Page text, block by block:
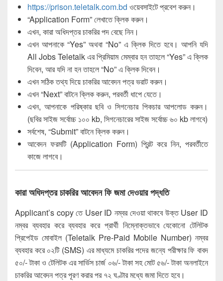
https://prison.teletalk.com.bd ওয়েবসাইটে প্রবেশ করুন।
“Application Form” লেখাতে ক্লিক করুন।
এখন, কারা অধিদপ্তর চাকরির পদ বেছে নিন।
এখন আপনাকে “Yes” অথবা “No” এ ক্লিক দিতে হবে। আপনি যদি
All Jobs Teletalk এর প্রিমিয়াম মেম্বার হন তাহলে “Yes” এ ক্লিক
দিবেন, আর যদি না হন তাহলে “No” এ ক্লিক দিবেন।
এখন সঠিক তথ্য দিয়ে চাকরির আবেদন পত্র ভরাট করুন।
এখন “Next” বাটনে ক্লিক করুন, পরবর্তী ধাপে যেতে।
এখন, আপনাকে পরিষ্কার ছবি ও সিগনেচার পিকচার আপলোড করুন।
(ছবির সাইজ সর্বোচ্চ ১০০ kb, সিগনেচারের সাইজ সর্বোচ্চ ৬০ kb লাগবে)
সর্বশেষ, “Submit” বাটনে ক্লিক করুন।
আবেদন ফরমটি (Application Form) প্রিন্ট করে নিন, পরবর্তীতে
কাজে লাগবে।
কারা অধিদপ্তর চাকরির আবেদন ফি জমা দেওয়ার পদ্ধতি
Applicant’s copy তে User ID নম্বর দেওয়া থাকবে উক্ত User ID
নম্বর ব্যবহার করে ব্যবহার করে প্রার্থী নিম্নোক্তভাবে যেকোনো টেলিটক
প্রিপেইড মোবাইল (Teletalk Pre-Paid Mobile Number) নম্বর
ব্যবহার করে ০২টি (SMS) এর মাধ্যমে চাকরির পদের জন্যে পরীক্ষার ফি বাবদ
৫০/- টাকা ও টেলিটক এর সার্ভিস চার্জ ০৬/- টাকা সহ মোট ৫৬/- টাকা অনলাইনে
চাকরির আবেদন পত্র পূরণ করার পর ৭২ ঘণ্টার মধ্যে জমা দিতে হবে।